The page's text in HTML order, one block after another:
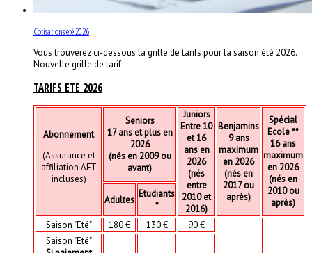
Cotisations été 2026
Vous trouverez ci-dessous la grille de tarifs pour la saison été 2026.
Nouvelle grille de tarif
TARIFS ETE 2026
Abonnement
(Assurance et
affiliation AFT
incluses)
Seniors
17 ans et plus en
2026
(nés en 2009 ou
avant)
Juniors
Entre 10
et 16
ans en
2026
(nés
entre
2010 et
2016)
Benjamins
9 ans
maximum
en 2026
(nés en
2017 ou
après)
Spécial
Ecole **
16 ans
maximum
en 2026
(nés en
2010 ou
après)
Adultes
Etudiants
*
Saison "Eté"
180 € 130 €
90 €
Saison "Eté"